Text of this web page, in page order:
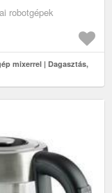
robotgépek
mixerrel | Dagasztás,